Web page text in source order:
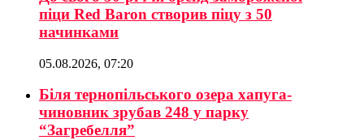
піци Red Baron створив піцу з 50
начинками
05.08.2026, 07:20
Біля тернопільського озера хапуга-
чиновник зрубав 248 у парку
“Загребелля”